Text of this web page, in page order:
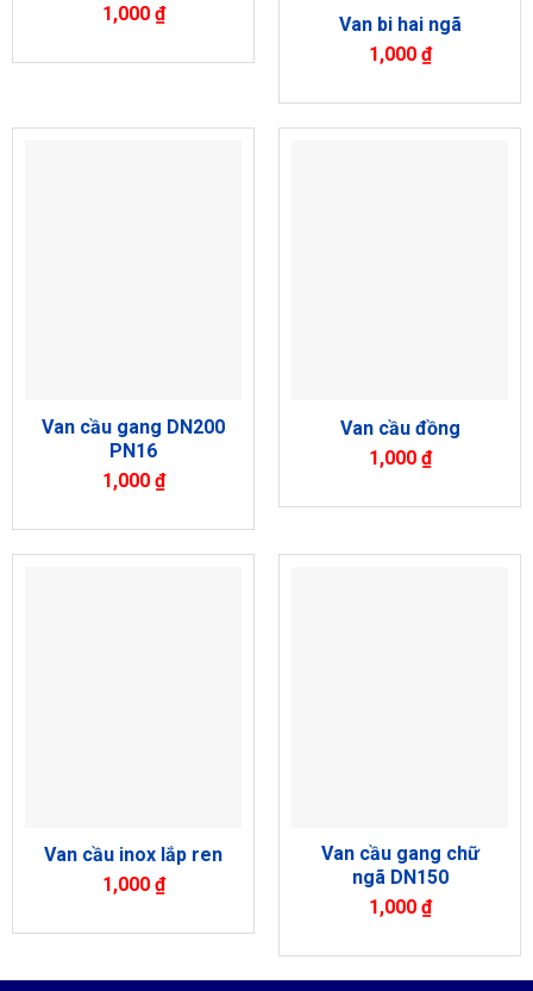
1,000 ₫
Van bi hai ngã
1,000 ₫
Van cầu gang DN200
PN16
1,000 ₫
Van cầu đồng
1,000 ₫
Van cầu inox lắp ren
1,000 ₫
Van cầu gang chữ
ngã DN150
1,000 ₫